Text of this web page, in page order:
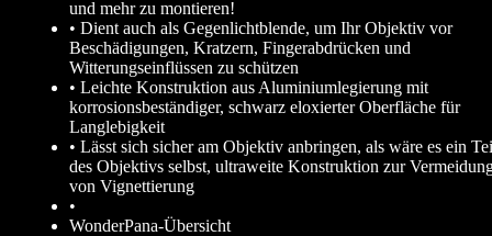
und mehr zu montieren!
• Dient auch als Gegenlichtblende, um Ihr Objektiv vor
Beschädigungen, Kratzern, Fingerabdrücken und
Witterungseinflüssen zu schützen
• Leichte Konstruktion aus Aluminiumlegierung mit
korrosionsbeständiger, schwarz eloxierter Oberfläche für
Langlebigkeit
• Lässt sich sicher am Objektiv anbringen, als wäre es ein
des Objektivs selbst, ultraweite Konstruktion zur
von Vignettierung
•
WonderPana-Übersicht